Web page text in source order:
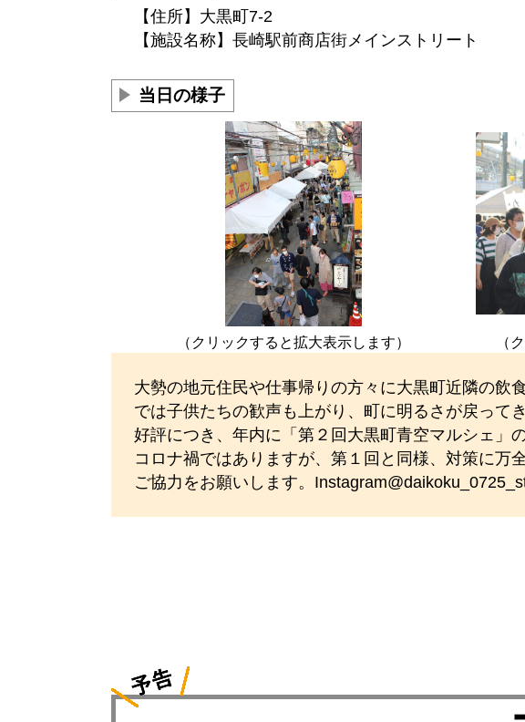
【住所】大黒町7-2
【施設名称】長崎駅前商店街メインストリート
当日の様子
（クリックすると拡大表示します） （
大勢の地元住民や仕事帰りの方々に大黒町近隣の飲
では子供たちの歓声も上がり、町に明るさが戻ってき
好評につき、年内に「第２回大黒町青空マルシェ」
コロナ禍ではありますが、第１回と同様、対策に万
ご協力をお願いします。